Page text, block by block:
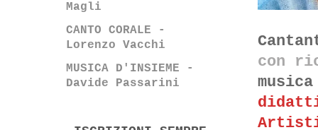
con
Magli
CANTO CORALE -
Lorenzo Vacchi
MUSICA D'INSIEME -
Davide Passarini